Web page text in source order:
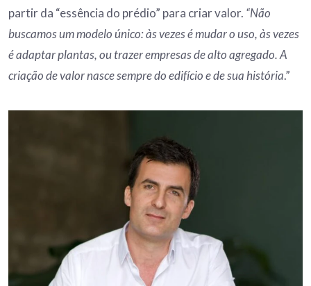
partir da “essência do prédio” para criar valor. “Não
buscamos um modelo único: às vezes é mudar o uso, às vezes
é adaptar plantas, ou trazer empresas de alto agregado. A
criação de valor nasce sempre do edifício e de sua história.”